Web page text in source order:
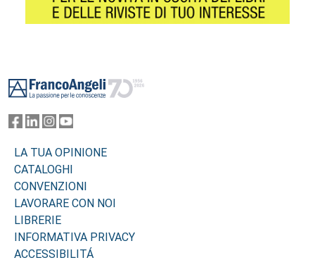
LA TUA OPINIONE
CATALOGHI
CONVENZIONI
LAVORARE CON NOI
LIBRERIE
INFORMATIVA PRIVACY
ACCESSIBILITÁ